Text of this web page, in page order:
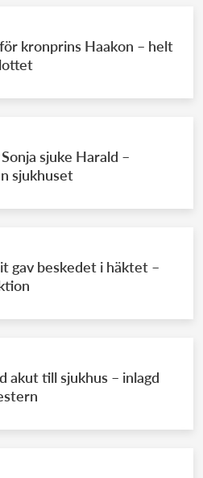
kronprins Haakon – helt
sjuke Harald –
sjukhuset
gav beskedet i häktet –
akut till sjukhus – inlagd